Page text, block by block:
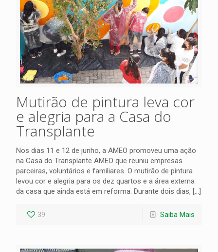
Mutirão de pintura leva cor
e alegria para a Casa do
Transplante
Nos dias 11 e 12 de junho, a AMEO promoveu uma ação
na Casa do Transplante AMEO que reuniu empresas
parceiras, voluntários e familiares. O mutirão de pintura
levou cor e alegria para os dez quartos e a área externa
da casa que ainda está em reforma. Durante dois dias, […]
39 Saiba Mais